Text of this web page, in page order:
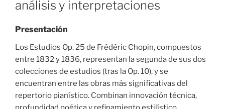
análisis y interpretaciones
Presentación
Los Estudios Op. 25 de Frédéric Chopin, compuestos
entre 1832 y 1836, representan la segunda de sus dos
colecciones de estudios (tras la Op. 10), y se
encuentran entre las obras más significativas del
repertorio pianístico. Combinan innovación técnica,